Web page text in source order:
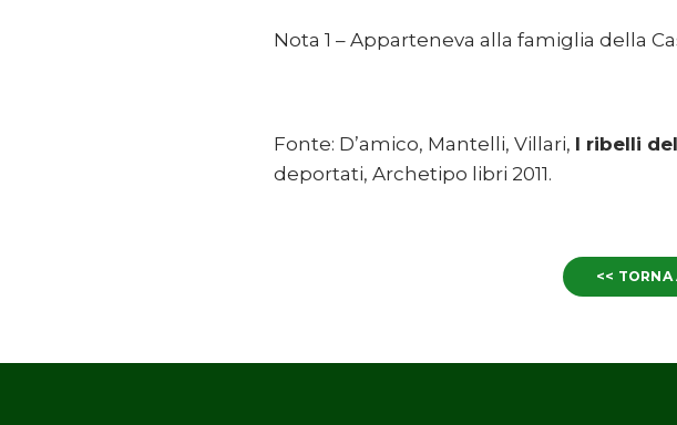
Nota 1 – Apparteneva alla famiglia della
Fonte: D’amico, Mantelli, Villari, I ribelli
deportati, Archetipo libri 2011.
<< TORNA